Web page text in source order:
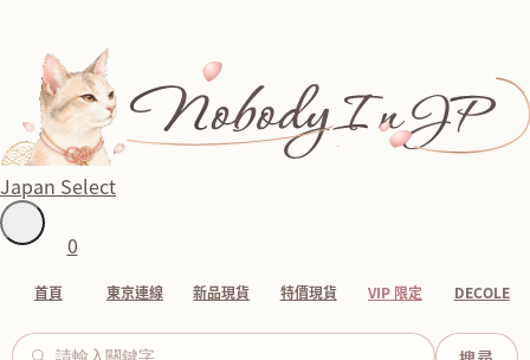
Japan Select
0
首頁 東京連線 新品現貨 特價現貨 VIP 限定 DECOLE